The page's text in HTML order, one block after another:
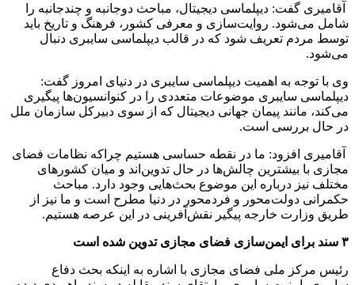
آقامیری گفت: دیپلماسی دیجیتال، مباحث دوجانبه و چندجانبه را
شامل می‌شود. روایت‌سازی و معرفی کشور، فرهنگ و تاریخ باید
توسط مردم تعریف شود که در قالب دیپلماسی سایبری دنبال
می‌شود.
وی با توجه به اهمیت دیپلماسی سایبری در دنیای امروز گفت:
دیپلماسی سایبری موضوعات متعددی را در کنوانسیون‌ها پیگیری
می‌کند، مانند پیمان جهانی دیجیتال که از سوی دبیرکل سازمان ملل
در حال بررسی است.
آقامیری افزود: ما در نقطه حساسی هستیم چراکه نظامات فضای
مجازی با بیشترین چالش‌ها در حال تدوین‌اند و میان کشورهای
مختلف نیز درباره این موضوع بحث‌هایی وجود دارد. مباحث
حکمرانی دولت‌محور و فردمحور در دنیا مطرح است و ما نیز از
طریق وزارت خارجه پیگیر نقش‌آفرینی در این عرصه هستیم.
۳ سند برای ایمن‌سازی فضای مجازی تدوین شده است
رئیس مرکز ملی فضای مجازی با اشاره به اینکه بحث دفاع